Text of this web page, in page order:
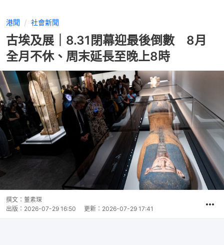
港聞 社會新聞
古埃及展｜8.31閉幕迎最後倒數 8月
全月不休、周末延長至晚上8時
撰文： 董素琛
出版： 2026-07-29 16:50 更新： 2026-07-29 17:41